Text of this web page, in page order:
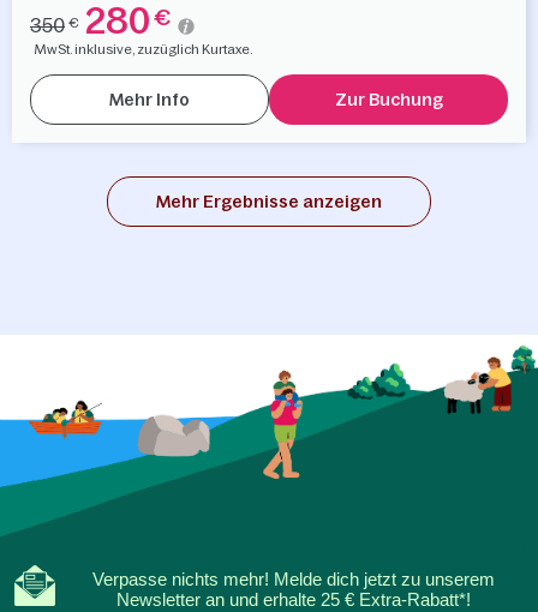
350 € 280 €
MwSt. inklusive, zuzüglich Kurtaxe.
Mehr Info Zur Buchung
Mehr Ergebnisse anzeigen
Verpasse nichts mehr! Melde dich jetzt zu unserem
Newsletter an und erhalte 25 € Extra-Rabatt*!